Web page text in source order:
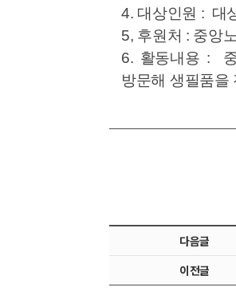
4. 대상인원 : 대
5, 후원처 : 중앙
6. 활동내용 : 중
방문해 생필품을
다음글
이전글